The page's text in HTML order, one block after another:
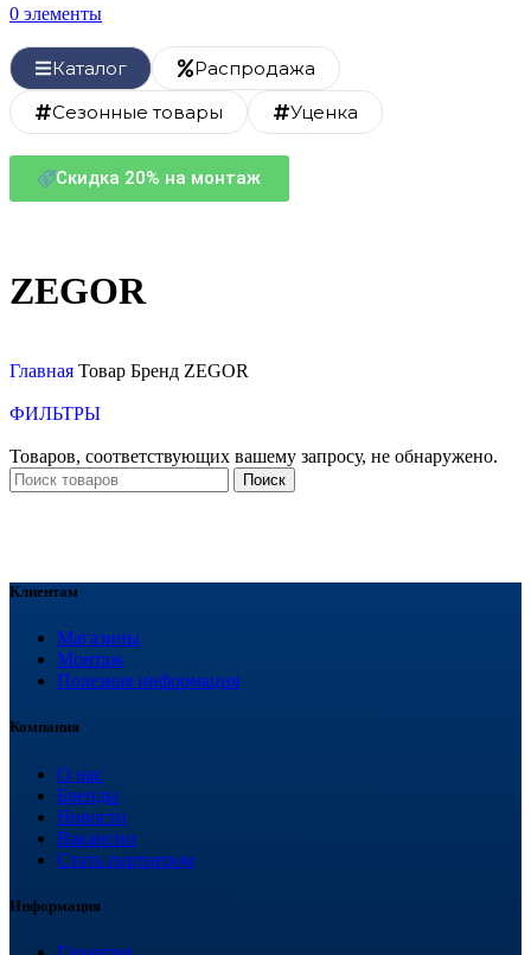
0 элементы
Каталог
Распродажа
Сезонные товары
Уценка
Скидка 20% на монтаж
ZEGOR
Главная Товар Бренд ZEGOR
ФИЛЬТРЫ
Товаров, соответствующих вашему запросу, не обнаружено.
Поиск
Клиентам
Магазины
Монтаж
Полезная информация
Компания
О нас
Бренды
Новости
Вакансии
Стать партнером
Информация